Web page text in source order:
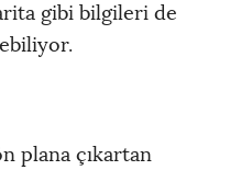
gibi bilgileri de
plana çıkartan